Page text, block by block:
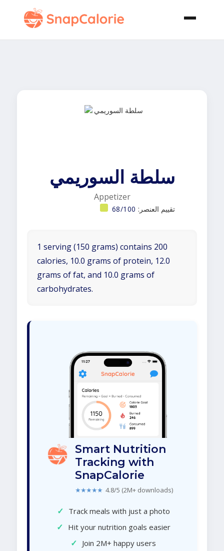
سلطة السوريمي
Appetizer
تقييم العنصر: 68/100
1 serving (150 grams) contains 200
calories, 10.0 grams of protein, 12.0
grams of fat, and 10.0 grams of
carbohydrates.
Smart Nutrition
Tracking with
SnapCalorie
★★★★★ 4.8/5 (2M+ downloads)
✓ Track meals with just a photo
✓ Hit your nutrition goals easier
✓ Join 2M+ happy users